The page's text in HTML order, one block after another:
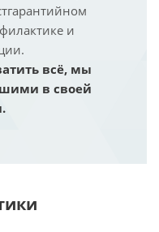
и
всё, мы
в своей